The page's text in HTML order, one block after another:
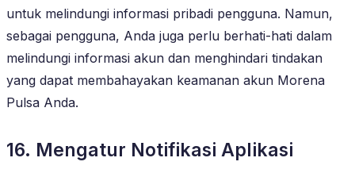
untuk melindungi informasi pribadi pengguna. Namun,
sebagai pengguna, Anda juga perlu berhati-hati dalam
melindungi informasi akun dan menghindari tindakan
yang dapat membahayakan keamanan akun Morena
Pulsa Anda.
16. Mengatur Notifikasi Aplikasi